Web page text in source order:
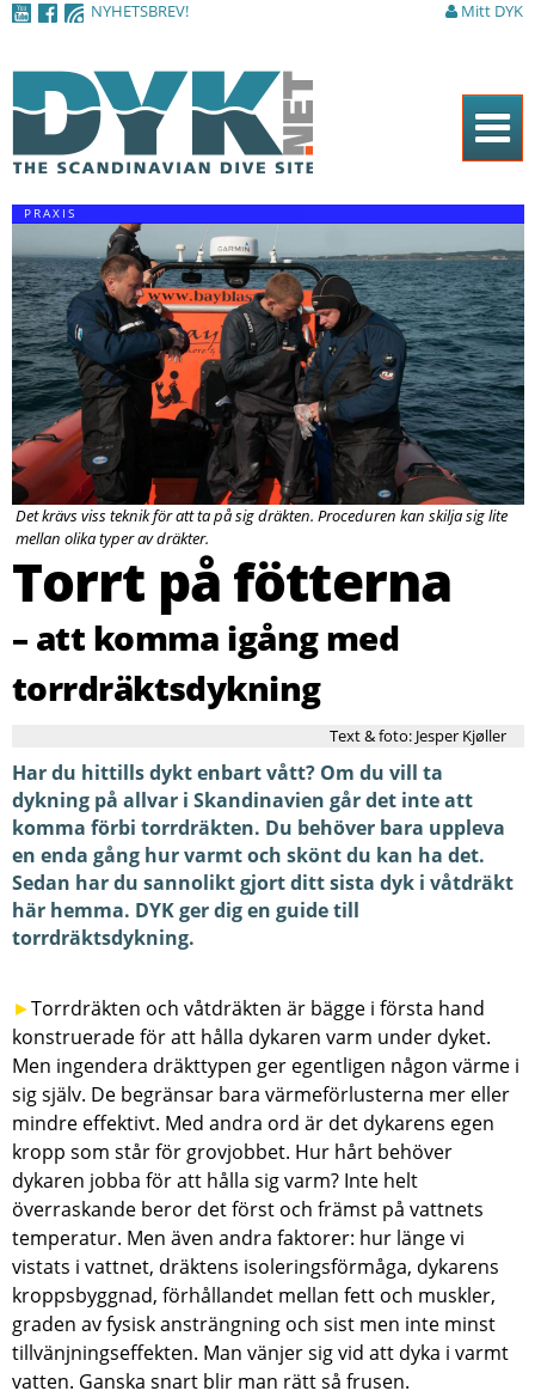
NYHETSBREV! Mitt DYK
Hem
Tidningen
Nyheter
Artiklar
DYK Guiden
Shop
Kontakt
Sök
PRAXIS
Det krävs viss teknik för att ta på sig dräkten. Proceduren kan skilja sig lite
mellan olika typer av dräkter.
Torrt på fötterna
– att komma igång med
torrdräktsdykning
Text & foto: Jesper Kjøller
Har du hittills dykt enbart vått? Om du vill ta
dykning på allvar i Skandinavien går det inte att
komma förbi torrdräkten. Du behöver bara uppleva
en enda gång hur varmt och skönt du kan ha det.
Sedan har du sannolikt gjort ditt sista dyk i våtdräkt
här hemma. DYK ger dig en guide till
torrdräktsdykning.
►Torrdräkten och våtdräkten är bägge i första hand
konstruerade för att hålla dykaren varm under dyket.
Men ingendera dräkttypen ger egentligen någon värme i
sig själv. De begränsar bara värmeförlusterna mer eller
mindre effektivt. Med andra ord är det dykarens egen
kropp som står för grovjobbet. Hur hårt behöver
dykaren jobba för att hålla sig varm? Inte helt
överraskande beror det först och främst på vattnets
temperatur. Men även andra faktorer: hur länge vi
vistats i vattnet, dräktens isoleringsförmåga, dykarens
kroppsbyggnad, förhållandet mellan fett och muskler,
graden av fysisk ansträngning och sist men inte minst
tillvänjningseffekten. Man vänjer sig vid att dyka i varmt
vatten. Ganska snart blir man rätt så frusen.